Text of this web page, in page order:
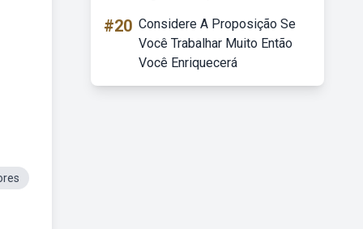
#20 Considere A Proposição Se
Você Trabalhar Muito Então
Você Enriquecerá